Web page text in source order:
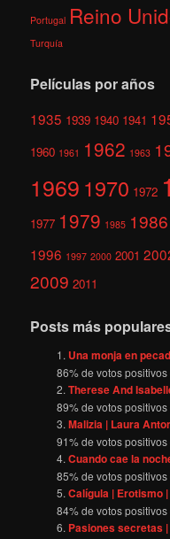
Portugal Reino
Turquía
Películas por años
1935 1939 1940 1941
1960 1961 1962 1963
1969 1970 1972
1977 1979 1985 1986
1996 1997 2000 2001
2009 2011
Posts más
Una monja en
86% de votos
Therese And
89% de votos
Malizia | Laura
91% de votos
Cuando cae la
85% de votos
Calígula | Erotismo
84% de votos
Pasiones secretas